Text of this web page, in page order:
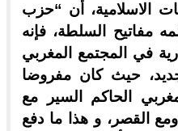
الاسلامية، أن “حزب
مفاتيح السلطة، فإنه
في المجتمع المغربي
حيث كان مفروضا
الحاكم السير مع
القصر، و هذا ما دفع